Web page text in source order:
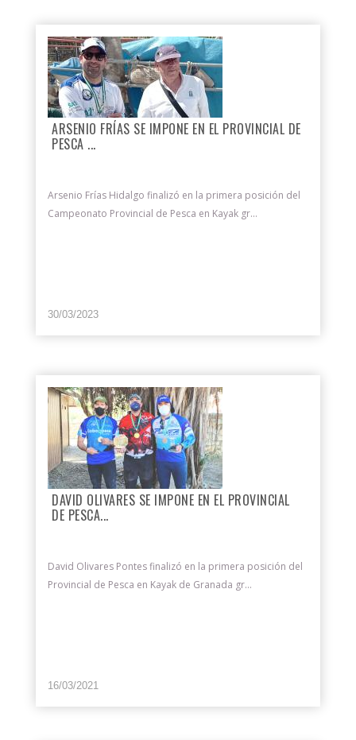
ARSENIO FRÍAS SE IMPONE EN EL PROVINCIAL DE
PESCA ...
Arsenio Frías Hidalgo finalizó en la primera posición del
Campeonato Provincial de Pesca en Kayak gr...
30/03/2023
DAVID OLIVARES SE IMPONE EN EL PROVINCIAL
DE PESCA...
David Olivares Pontes finalizó en la primera posición del
Provincial de Pesca en Kayak de Granada gr...
16/03/2021